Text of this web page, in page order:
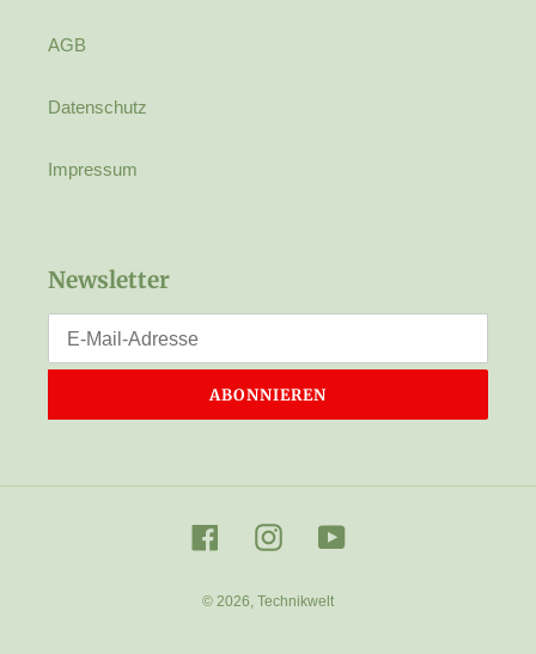
AGB
Datenschutz
Impressum
Newsletter
ABONNIEREN
FacebookInstagramYouTube
© 2026, Technikwelt